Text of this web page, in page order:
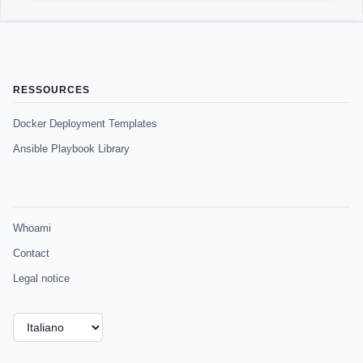
RESSOURCES
Docker Deployment Templates
Ansible Playbook Library
Whoami
Contact
Legal notice
Scegli
una